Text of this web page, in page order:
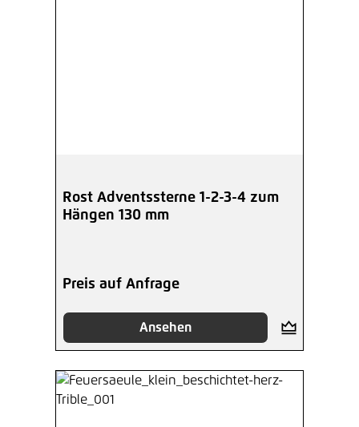
Rost Adventssterne 1-2-3-4 zum
Hängen 130 mm
Preis auf Anfrage
Ansehen